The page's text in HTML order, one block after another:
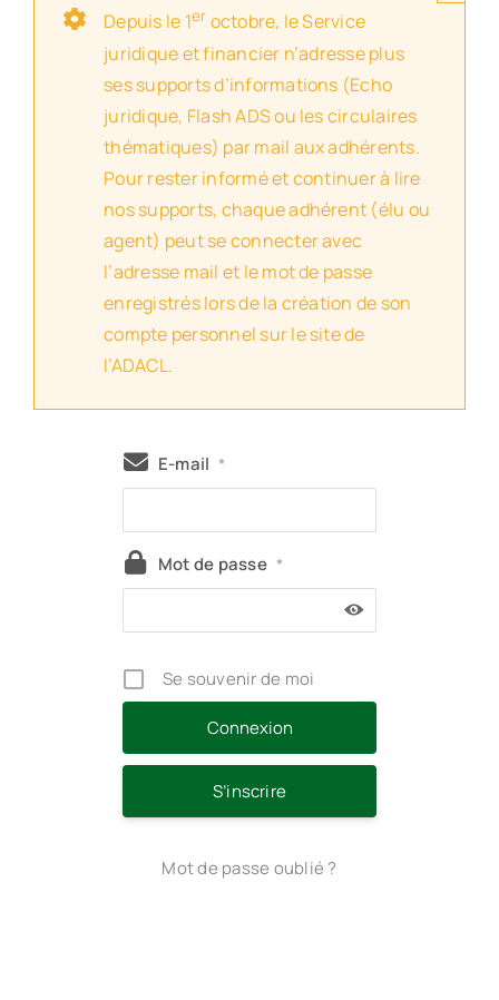
Depuis le 1er octobre, le Service
juridique et financier n’adresse plus
ses supports d’informations (Echo
juridique, Flash ADS ou les circulaires
thématiques) par mail aux adhérents.
Pour rester informé et continuer à lire
nos supports, chaque adhérent (élu ou
agent) peut se connecter avec
l’adresse mail et le mot de passe
enregistrés lors de la création de son
compte personnel sur le site de
l’ADACL.
E-mail *
Mot de passe *
Se souvenir de moi
S’inscrire
Mot de passe oublié ?